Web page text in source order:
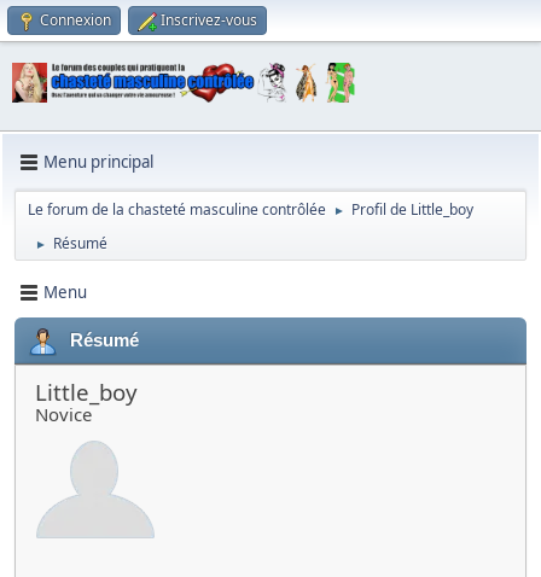
Connexion Inscrivez-vous
Menu principal
Le forum de la chasteté masculine contrôlée ► Profil de Little_boy
► Résumé
Menu
Résumé
Little_boy
Novice